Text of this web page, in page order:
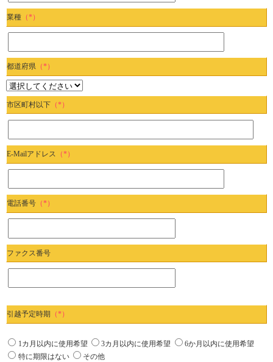
業種 （*）
都道府県 （*）
市区町村以下 （*）
E-Mailアドレス （*）
電話番号 （*）
ファクス番号
引越予定時期 （*）
1カ月以内に使用希望 3カ月以内に使用希望
6か月以内に使用希望
特に期限はない
その他